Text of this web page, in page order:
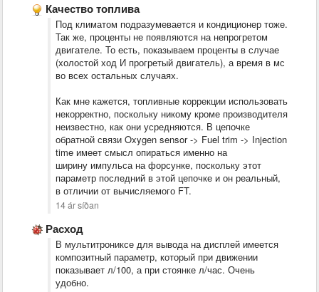
Качество топлива
Под климатом подразумевается и кондиционер тоже.
Так же, проценты не появляются на непрогретом
двигателе. То есть, показываем проценты в случае
(холостой ход И прогретый двигатель), а время в мс
во всех остальных случаях.
Как мне кажется, топливные коррекции использовать
некорректно, поскольку никому кроме производителя
неизвестно, как они усредняются. В цепочке
обратной связи Oxygen sensor -> Fuel trim -> Injection
time имеет смысл опираться именно на
ширину импульса на форсунке, поскольку этот
параметр последний в этой цепочке и он реальный,
в отличии от вычисляемого FT.
14 ár síðan
Расход
В мультитрониксе для вывода на дисплей имеется
композитный параметр, который при движении
показывает л/100, а при стоянке л/час. Очень
удобно.